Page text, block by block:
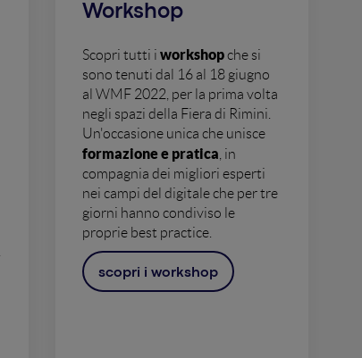
Workshop
Scopri tutti i workshopche si
sono tenuti dal 16 al 18 giugno
al WMF 2022, per la prima volta
negli spazi della Fiera di Rimini.
Un'occasione unica che unisce
formazione e pratica , in
compagnia dei migliori esperti
nei campi del digitale che per tre
giorni hanno condiviso le
proprie best practice.
scopri i workshop